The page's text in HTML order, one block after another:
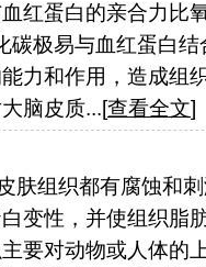
红蛋白的亲合力比
碳极易与血红蛋白
力和作用，造成组
脑皮质...[查看全文]
肤组织都有腐蚀和
变性，并使组织脂
要对动物或人体的